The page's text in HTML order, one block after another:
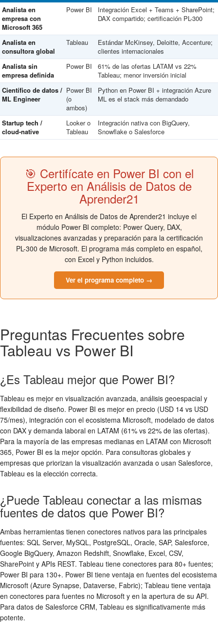
Analista en
empresa con
Microsoft 365
Power BI
Integración Excel + Teams + SharePoint;
DAX compartido; certificación PL-300
Analista en
consultora global
Tableau
Estándar McKinsey, Deloitte, Accenture;
clientes internacionales
Analista sin
empresa definida
Power BI
61% de las ofertas LATAM vs 22%
Tableau; menor inversión inicial
Científico de datos /
ML Engineer
Power BI
(o
ambos)
Python en Power BI + integración Azure
ML es el stack más demandado
Startup tech /
cloud-native
Looker o
Tableau
Integración nativa con BigQuery,
Snowflake o Salesforce
🎯 Certifícate en Power BI con el
Experto en Análisis de Datos de
Aprender21
El Experto en Análisis de Datos de Aprender21 incluye el
módulo Power BI completo: Power Query, DAX,
visualizaciones avanzadas y preparación para la certificación
PL-300 de Microsoft. El programa más completo en español,
con Excel y Python incluidos.
Ver el programa completo →
Preguntas Frecuentes sobre
Tableau vs Power BI
¿Es Tableau mejor que Power BI?
Tableau es mejor en visualización avanzada, análisis geoespacial y
flexibilidad de diseño. Power BI es mejor en precio (USD 14 vs USD
75/mes), integración con el ecosistema Microsoft, modelado de datos
con DAX y demanda laboral en LATAM (61% vs 22% de las ofertas).
Para la mayoría de las empresas medianas en LATAM con Microsoft
365, Power BI es la mejor opción. Para consultoras globales y
empresas que priorizan la visualización avanzada o usan Salesforce,
Tableau es la elección correcta.
¿Puede Tableau conectar a las mismas
fuentes de datos que Power BI?
Ambas herramientas tienen conectores nativos para las principales
fuentes: SQL Server, MySQL, PostgreSQL, Oracle, SAP, Salesforce,
Google BigQuery, Amazon Redshift, Snowflake, Excel, CSV,
SharePoint y APIs REST. Tableau tiene conectores para 80+ fuentes;
Power BI para 130+. Power BI tiene ventaja en fuentes del ecosistema
Microsoft (Azure Synapse, Dataverse, Fabric); Tableau tiene ventaja
en conectores para fuentes no Microsoft y en la apertura de su API.
Para datos de Salesforce CRM, Tableau es significativamente más
potente.